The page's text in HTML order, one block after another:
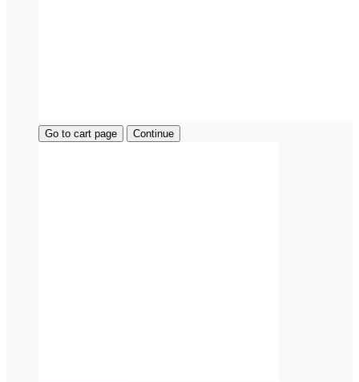
Go to cart page Continue